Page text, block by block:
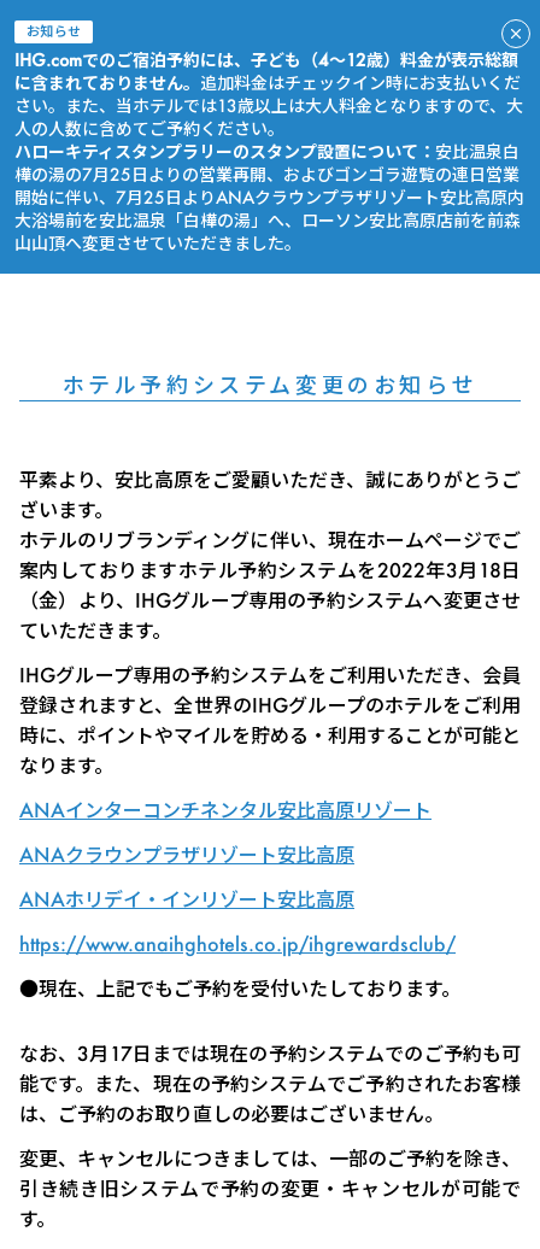
お知らせ
IHG.comでのご宿泊予約には、子ども（4～12歳）料金が表示総額
に含まれておりません。 追加料金はチェックイン時にお支払いくだ
さい。また、当ホテルでは13歳以上は大人料金となりますので、大
人の人数に含めてご予約ください。
ハローキティスタンプラリーのスタンプ設置について： 安比温泉白
樺の湯の7月25日よりの営業再開、およびゴンゴラ遊覧の連日営業
開始に伴い、7月25日よりANAクラウンプラザリゾート安比高原内
大浴場前を安比温泉「白樺の湯」へ、ローソン安比高原店前を前森
山山頂へ変更させていただきました。
ホテル予約システム変更のお知らせ
平素より、安比高原をご愛顧いただき、誠にありがとうご
ざいます。
ホテルのリブランディングに伴い、現在ホームページでご
案内しておりますホテル予約システムを2022年3月18日
（金）
より、IHGグループ専用の予約システムへ変更させ
ていただきます。
IHGグループ専用の予約システムをご利用いただき、会員
登録されますと、全世界のIHGグループのホテルをご利用
時に、ポイントやマイルを貯める・利用することが可能と
なります。
ANAインターコンチネンタル安比高原リゾート
ANAクラウンプラザリゾート安比高原
ANAホリデイ・インリゾート安比高原
https://www.anaihghotels.co.jp/ihgrewardsclub/
●現在、上記でもご予約を受付いたしております。
なお、3月17日までは現在の予約システムでのご予約も可
能です。また、現在の予約システムでご予約されたお客様
は、ご予約のお取り直しの必要はございません。
変更、キャンセルにつきましては、一部のご予約を除き、
引き続き旧システムで予約の変更・キャンセルが可能で
す。